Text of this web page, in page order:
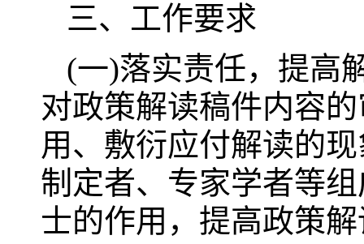
三、工作要求
(一)落实责任，提高
对政策解读稿件内容
用、敷衍应付解读的
制定者、专家学者等
士的作用，提高政策